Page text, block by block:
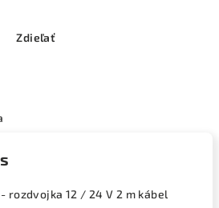
Zdieľať
rozdvojka 12 / 24 V 2 m kábel